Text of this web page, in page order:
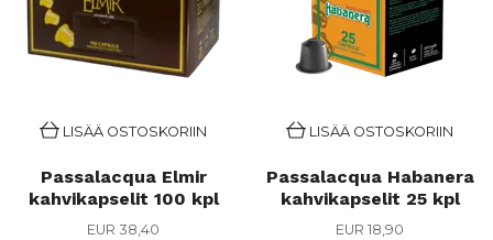
LISÄÄ OSTOSKORIIN
Passalacqua Elmir
kahvikapselit 100 kpl
EUR 38,40
LISÄÄ OSTOSKORIIN
Passalacqua Habanera
kahvikapselit 25 kpl
EUR 18,90